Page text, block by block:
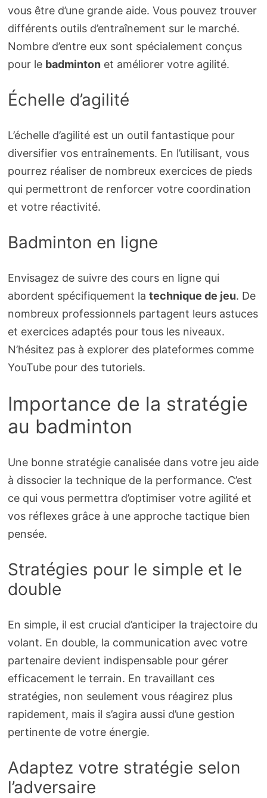
vous être d’une grande aide. Vous pouvez trouver
différents outils d’entraînement sur le marché.
Nombre d’entre eux sont spécialement conçus
pour le badminton et améliorer votre agilité.
Échelle d’agilité
L’échelle d’agilité est un outil fantastique pour
diversifier vos entraînements. En l’utilisant, vous
pourrez réaliser de nombreux exercices de pieds
qui permettront de renforcer votre coordination
et votre réactivité.
Badminton en ligne
Envisagez de suivre des cours en ligne qui
abordent spécifiquement la technique de jeu. De
nombreux professionnels partagent leurs astuces
et exercices adaptés pour tous les niveaux.
N’hésitez pas à explorer des plateformes comme
YouTube pour des tutoriels.
Importance de la stratégie
au badminton
Une bonne stratégie canalisée dans votre jeu aide
à dissocier la technique de la performance. C’est
ce qui vous permettra d’optimiser votre agilité et
vos réflexes grâce à une approche tactique bien
pensée.
Stratégies pour le simple et le
double
En simple, il est crucial d’anticiper la trajectoire du
volant. En double, la communication avec votre
partenaire devient indispensable pour gérer
efficacement le terrain. En travaillant ces
stratégies, non seulement vous réagirez plus
rapidement, mais il s’agira aussi d’une gestion
pertinente de votre énergie.
Adaptez votre stratégie selon
l’adversaire